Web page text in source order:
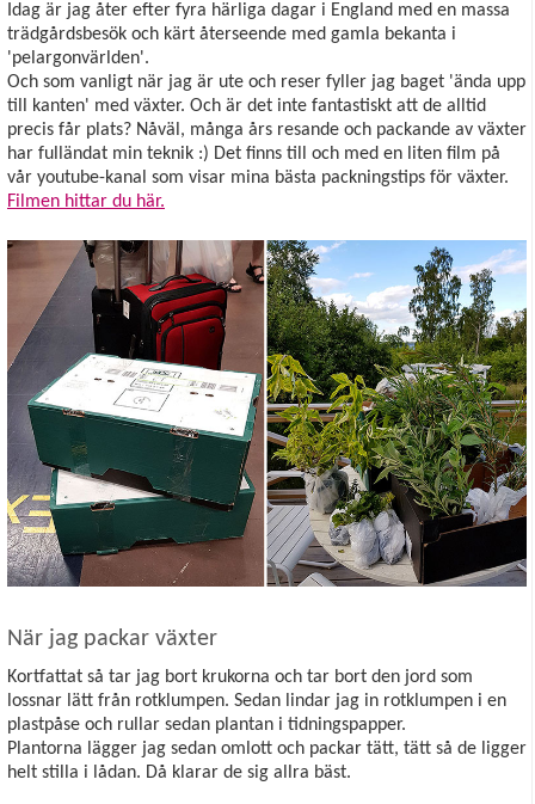
Idag är jag åter efter fyra härliga dagar i England med en massa
trädgårdsbesök och kärt återseende med gamla bekanta i
'pelargonvärlden'.
Och som vanligt när jag är ute och reser fyller jag baget 'ända upp
till kanten' med växter. Och är det inte fantastiskt att de alltid
precis får plats? Nåväl, många års resande och packande av växter
har fulländat min teknik :) Det finns till och med en liten film på
vår youtube-kanal som visar mina bästa packningstips för växter.
Filmen hittar du här.
När jag packar växter
Kortfattat så tar jag bort krukorna och tar bort den jord som
lossnar lätt från rotklumpen. Sedan lindar jag in rotklumpen i en
plastpåse och rullar sedan plantan i tidningspapper.
Plantorna lägger jag sedan omlott och packar tätt, tätt så de ligger
helt stilla i lådan. Då klarar de sig allra bäst.